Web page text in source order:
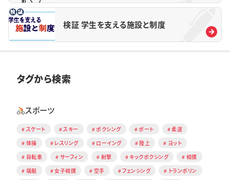
検証 学生を支える施設と制度
タグから検索
スポーツ
スケート スキー ボクシング ボート
柔道
体操
レスリング ローイング 陸上
ヨット
自転車
サーフィン 射撃 キックボクシング
相撲
端艇
女子相撲 空手 フェンシング
トランポリン